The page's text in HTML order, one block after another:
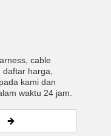
cable
daftar harga,
kami dan
waktu 24 jam.